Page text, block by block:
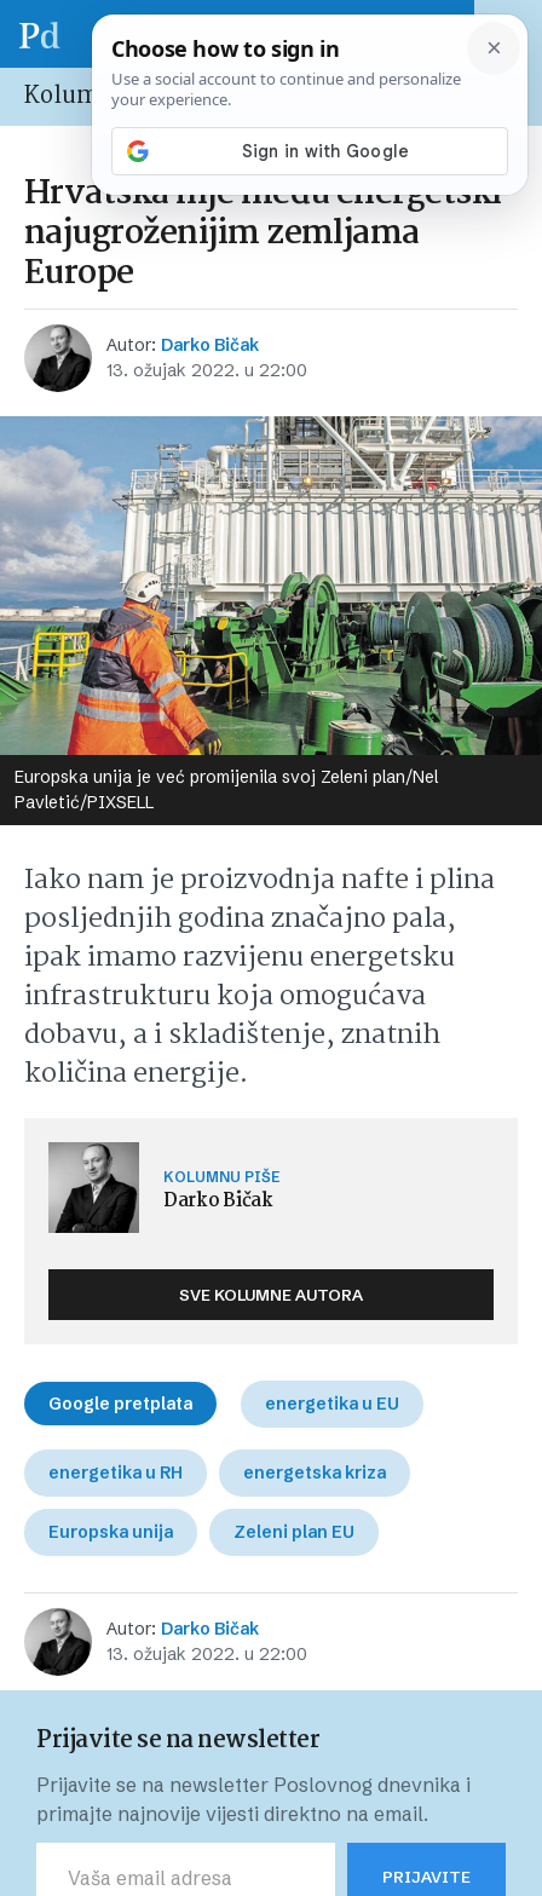
Kolumne
Hrvatska nije među energetski
najugroženijim zemljama
Europe
Autor: Darko Bičak
13. ožujak 2022. u 22:00
Europska unija je već promijenila svoj Zeleni plan/Nel
Pavletić/PIXSELL
Iako nam je proizvodnja nafte i plina
posljednjih godina značajno pala,
ipak imamo razvijenu energetsku
infrastrukturu koja omogućava
dobavu, a i skladištenje, znatnih
količina energije.
KOLUMNU PIŠE
Darko Bičak
SVE KOLUMNE AUTORA
Google pretplata energetika u EU
energetika u RH energetska kriza
Europska unija Zeleni plan EU
Autor: Darko Bičak
13. ožujak 2022. u 22:00
Prijavite se na newsletter
Prijavite se na newsletter Poslovnog dnevnika i
primajte najnovije vijesti direktno na email.
PRIJAVITE